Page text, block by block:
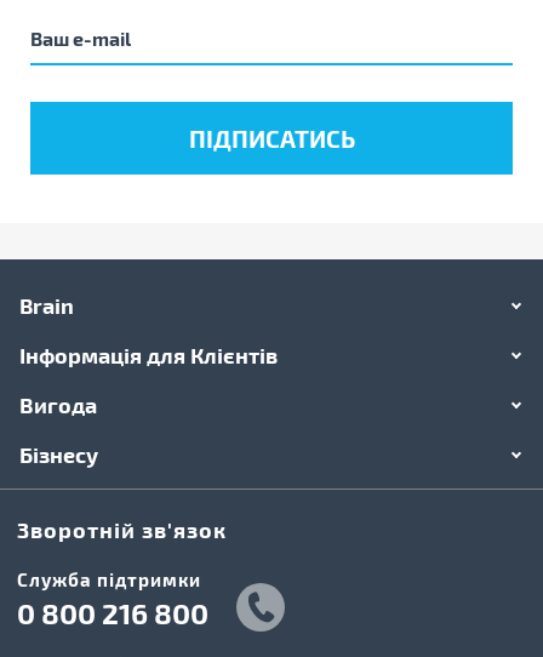
Brain
Інформація для Клієнтів
Вигода
Бізнесу
Зворотній зв'язок
Cлужба підтримки
0 800 216 800